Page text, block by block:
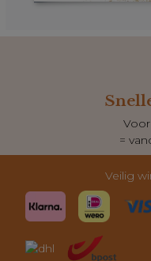
=
Veilig